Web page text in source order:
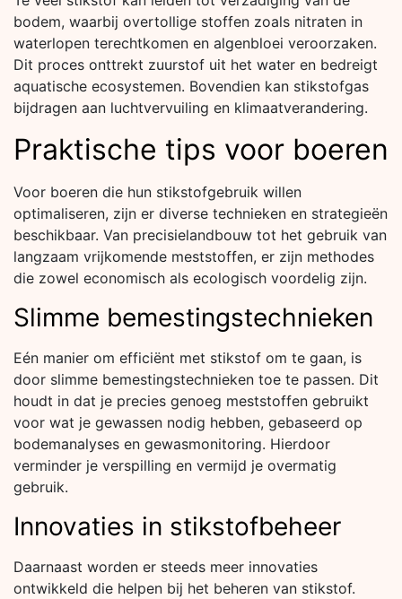
bodem, waarbij overtollige stoffen zoals nitraten in
waterlopen terechtkomen en algenbloei veroorzaken.
Dit proces onttrekt zuurstof uit het water en bedreigt
aquatische ecosystemen. Bovendien kan stikstofgas
bijdragen aan luchtvervuiling en klimaatverandering.
Praktische tips voor boeren
Voor boeren die hun stikstofgebruik willen
optimaliseren, zijn er diverse technieken en strategieën
beschikbaar. Van precisielandbouw tot het gebruik van
langzaam vrijkomende meststoffen, er zijn methodes
die zowel economisch als ecologisch voordelig zijn.
Slimme bemestingstechnieken
Eén manier om efficiënt met stikstof om te gaan, is
door slimme bemestingstechnieken toe te passen. Dit
houdt in dat je precies genoeg meststoffen gebruikt
voor wat je gewassen nodig hebben, gebaseerd op
bodemanalyses en gewasmonitoring. Hierdoor
verminder je verspilling en vermijd je overmatig
gebruik.
Innovaties in stikstofbeheer
Daarnaast worden er steeds meer innovaties
ontwikkeld die helpen bij het beheren van stikstof.